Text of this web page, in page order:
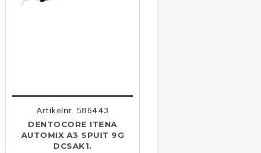
Artikelnr. 586443
DENTOCORE ITENA
AUTOMIX A3 SPUIT 9G
DCSAK1.